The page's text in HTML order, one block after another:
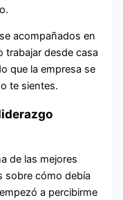
acompañados en
trabajar desde casa
que la empresa se
te sientes.
de las mejores
sobre cómo debía
a percibirme